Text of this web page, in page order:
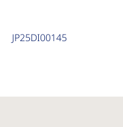
JP25DI00145